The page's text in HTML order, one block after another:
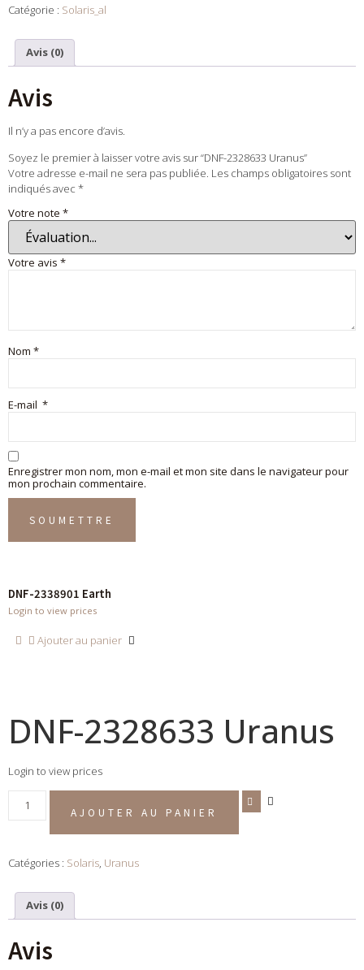
Catégorie : Solaris_al
Avis (0)
Avis
Il n’y a pas encore d’avis.
Soyez le premier à laisser votre avis sur “DNF-2328633 Uranus”
Votre adresse e-mail ne sera pas publiée. Les champs obligatoires sont
indiqués avec *
Votre note *
Votre avis *
Nom *
E-mail *
Enregistrer mon nom, mon e-mail et mon site dans le navigateur pour
mon prochain commentaire.
DNF-2338901 Earth
Login to view prices
Ajouter au panier
DNF-2328633 Uranus
Login to view prices
AJOUTER AU PANIER
Catégories : Solaris, Uranus
Avis (0)
Avis